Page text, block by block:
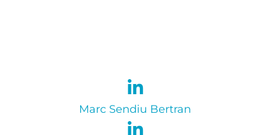
Marc Sendiu Bertran